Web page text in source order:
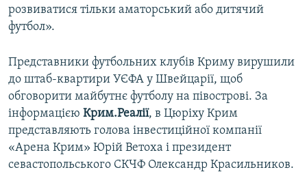
розвиватися тільки аматорський або дитячий
футбол».
Представники футбольних клубів Криму вирушили
до штаб-квартири УЄФА у Швейцарії, щоб
обговорити майбутнє футболу на півострові. За
інформацією Крим.Реалії, в Цюріху Крим
представляють голова інвестиційної компанії
«Арена Крим» Юрій Ветоха і президент
севастопольського СКЧФ Олександр Красильников.​ ​